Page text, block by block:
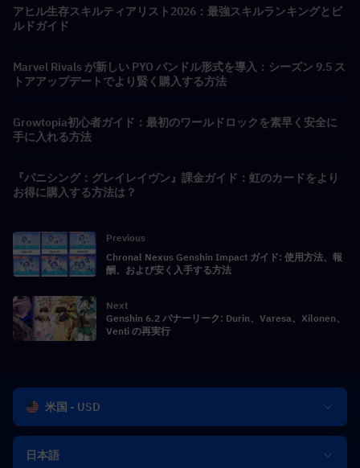
アヒル生存スキルティアリスト2026：最強スキルランキングとビ
ルドガイド
Marvel Rivals が新しい PYO バンドル形式を導入：シーズン 9.5 ス
トアアップデートでより賢く購入する方法
Growtopia初心者ガイド：最初のワールドロックを素早く安全に
手に入れる方法
『パニシング：グレイレイヴン』課金ガイド：虹のカードをより
お得に購入する方法は？
Previous
Chronal Nexus Genshin Impact ガイド: 使用方法、報
酬、および安く入手する方法
Next
Genshin 6.2 バナーリーク: Durin、Varesa、Xilonen、
Venti の再実行
米国 - USD
日本語